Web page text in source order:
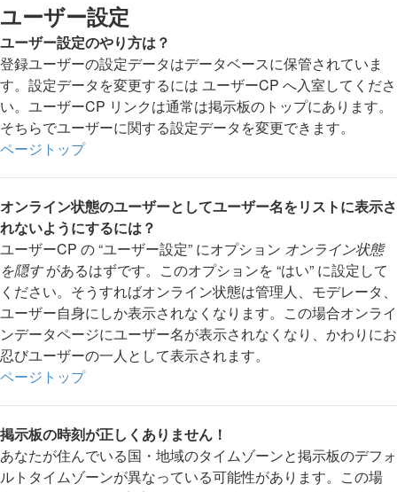
ユーザー設定
ユーザー設定のやり方は？
登録ユーザーの設定データはデータベースに保管されていま
す。設定データを変更するには ユーザーCP へ入室してくださ
い。ユーザーCP リンクは通常は掲示板のトップにあります。
そちらでユーザーに関する設定データを変更できます。
ページトップ
オンライン状態のユーザーとしてユーザー名をリストに表示さ
れないようにするには？
ユーザーCP の “ユーザー設定” にオプション オンライン状態
を隠すがあるはずです。このオプションを “はい” に設定して
ください。そうすればオンライン状態は管理人、モデレータ、
ユーザー自身にしか表示されなくなります。この場合オンライ
ンデータページにユーザー名が表示されなくなり、かわりにお
忍びユーザーの一人として表示されます。
ページトップ
掲示板の時刻が正しくありません！
あなたが住んでいる国・地域のタイムゾーンと掲示板のデフォ
ルトタイムゾーンが異なっている可能性があります。この場